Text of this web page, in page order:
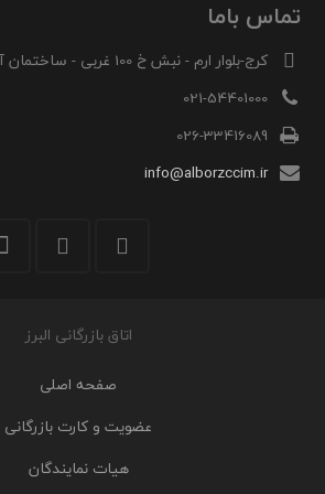
تماس باما
کرج-بلوار ارم - نبش خ 100 غربی - ساختمان آناهیتا
021-54401000
026-33416089
info@alborzccim.ir
اتاق بازرگانی البرز
صفحه اصلی
عضویت و کارت بازرگانی
هیات نمایندگان